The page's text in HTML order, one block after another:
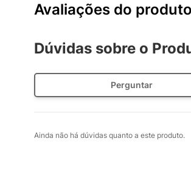
Avaliações do produto
Dúvidas sobre o
Perguntar
Ainda não há dúvidas quanto a este produto.